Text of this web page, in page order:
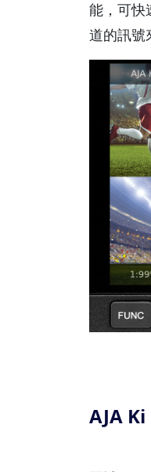
能，可快
道的訊號
AJA